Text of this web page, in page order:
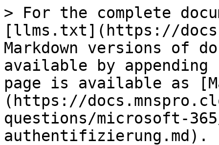
> For the complete
[llms.txt](https://
Markdown versions of
available by
page is available as
(https://
questions/microsoft-
authentifizierung.md).